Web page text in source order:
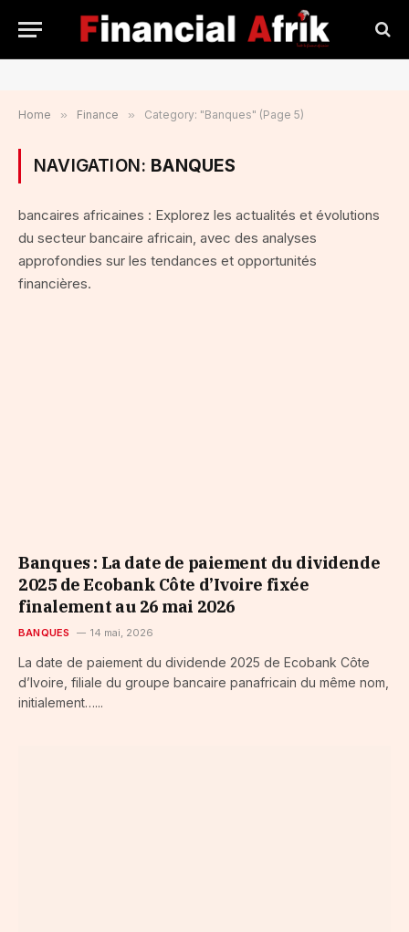
Home » Finance » Category: "Banques" (Page 5)
NAVIGATION: BANQUES
bancaires africaines : Explorez les actualités et évolutions
du secteur bancaire africain, avec des analyses
approfondies sur les tendances et opportunités
financières.
Banques : La date de paiement du dividende
2025 de Ecobank Côte d’Ivoire fixée
finalement au 26 mai 2026
BANQUES 14 mai, 2026
La date de paiement du dividende 2025 de Ecobank Côte
d’Ivoire, filiale du groupe bancaire panafricain du même nom,
initialement…...